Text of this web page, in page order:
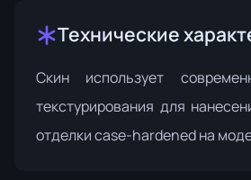
Технические
Скин использует
текстурирования для
отделки case-hardened на